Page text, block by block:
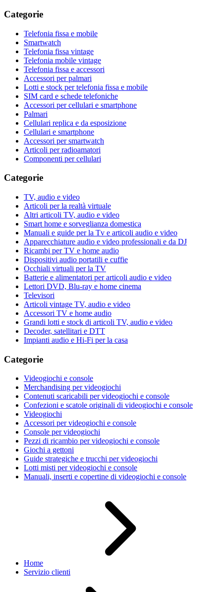
Categorie
Telefonia fissa e mobile
Smartwatch
Telefonia fissa vintage
Telefonia mobile vintage
Telefonia fissa e accessori
Accessori per palmari
Lotti e stock per telefonia fissa e mobile
SIM card e schede telefoniche
Accessori per cellulari e smartphone
Palmari
Cellulari replica e da esposizione
Cellulari e smartphone
Accessori per smartwatch
Articoli per radioamatori
Componenti per cellulari
Categorie
TV, audio e video
Articoli per la realtà virtuale
Altri articoli TV, audio e video
Smart home e sorveglianza domestica
Manuali e guide per la Tv e articoli audio e video
Apparecchiature audio e video professionali e da DJ
Ricambi per TV e home audio
Dispositivi audio portatili e cuffie
Occhiali virtuali per la TV
Batterie e alimentatori per articoli audio e video
Lettori DVD, Blu-ray e home cinema
Televisori
Articoli vintage TV, audio e video
Accessori TV e home audio
Grandi lotti e stock di articoli TV, audio e video
Decoder, satellitari e DTT
Impianti audio e Hi-Fi per la casa
Categorie
Videogiochi e console
Merchandising per videogiochi
Contenuti scaricabili per videogiochi e console
Confezioni e scatole originali di videogiochi e console
Videogiochi
Accessori per videogiochi e console
Console per videogiochi
Pezzi di ricambio per videogiochi e console
Giochi a gettoni
Guide strategiche e trucchi per videogiochi
Lotti misti per videogiochi e console
Manuali, inserti e copertine di videogiochi e console
Home
Servizio clienti